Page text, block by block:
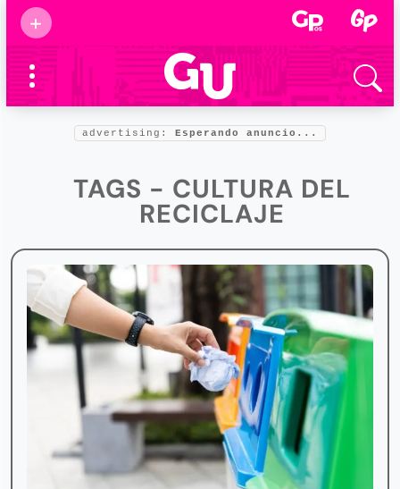
+
Supermamás
2025
Marcas de
confianza
Foro salud
advertising: Esperando anuncio...
TAGS - CULTURA DEL
RECICLAJE